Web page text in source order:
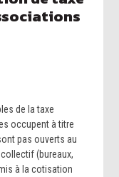
de la taxe
occupent à titre
pas ouverts au
(bureaux,
à la cotisation